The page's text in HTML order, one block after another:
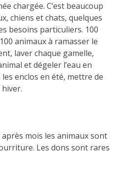
chargée. C’est beaucoup
chiens et chats, quelques
besoins particuliers. 100
animaux à ramasser le
laver chaque gamelle,
et dégeler l’eau en
enclos en été, mettre de
mois les animaux sont
Les dons sont rares